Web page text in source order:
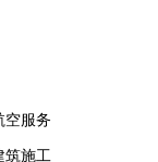
空服务
筑施工